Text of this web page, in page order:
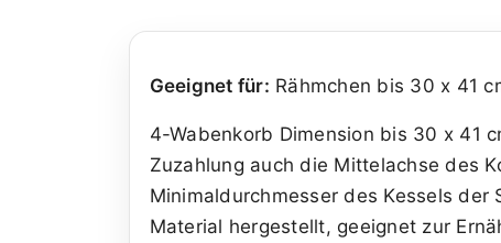
Geeignet für: Rähmchen bis 30 x 41
4-Wabenkorb Dimension bis 30 x 41
Zuzahlung auch die Mittelachse des
Minimaldurchmesser des Kessels
Material hergestellt, geeignet zur